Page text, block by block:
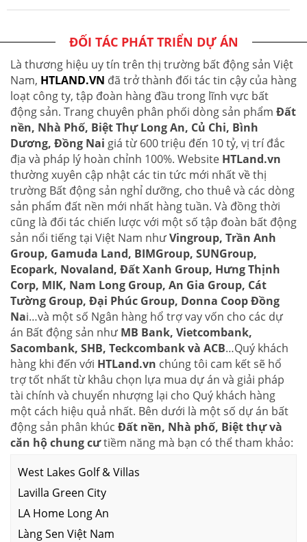
ĐỐI TÁC PHÁT TRIỂN DỰ ÁN
Là thương hiệu uy tín trên thị trường bất động sản Việt
Nam, HTLAND.VN đã trở thành đối tác tin cậy của hàng
loạt công ty, tập đoàn hàng đầu trong lĩnh vực bất
động sản. Trang chuyên phân phối dòng sản phẩm Đất
nền, Nhà Phố, Biệt Thự Long An, Củ Chi, Bình
Dương, Đồng Nai giá từ 600 triệu đến 10 tỷ, vị trí đắc
địa và pháp lý hoàn chỉnh 100%. Website HTLand.vn
thường xuyên cập nhật các tin tức mới nhất về thị
trường Bất động sản nghỉ dưỡng, cho thuê và các dòng
sản phẩm đất nền mới nhất hàng tuần. Và đồng thời
cũng là đối tác chiến lược với một số tập đoàn bất động
sản nổi tiếng tại Việt Nam nhưVingroup, Trần Anh
Group, Gamuda Land, BIMGroup, SUNGroup,
Ecopark, Novaland, Đất Xanh Group, Hưng Thịnh
Corp, MIK, Nam Long Group, An Gia Group, Cát
Tường Group, Đại Phúc Group, Donna Coop Đồng
Nai…và một số Ngân hàng hổ trợ vay vốn cho các dự
án Bất động sản như MB Bank, Vietcombank,
Sacombank, SHB, Teckcombank và ACB…Quý khách
hàng khi đến với HTLand.vn chúng tôi cam kết sẽ hổ
trợ tốt nhất từ khâu chọn lựa mua dự án và giải pháp
tài chính và chuyển nhượng lại cho Quý khách hàng
một cách hiệu quả nhất. Bên dưới là một số dự án bất
động sản phân khúc Đất nền, Nhà phố, Biệt thự và
căn hộ chung cưtiềm năng mà bạn có thể tham khảo:
West Lakes Golf & Villas
Lavilla Green City
LA Home Long An
Làng Sen Việt Nam